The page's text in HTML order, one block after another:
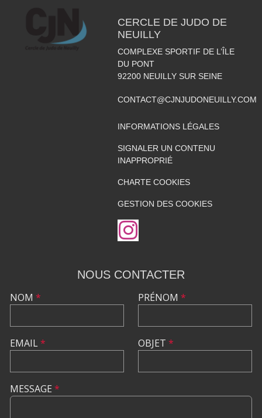
CERCLE DE JUDO DE
NEUILLY
COMPLEXE SPORTIF DE L’ÎLE
DU PONT
92200 NEUILLY SUR SEINE
CONTACT@CJNJUDONEUILLY.COM
INFORMATIONS LÉGALES
SIGNALER UN CONTENU
INAPPROPRIÉ
CHARTE COOKIES
GESTION DES COOKIES
NOUS CONTACTER
NOM *
EMAIL*
PRÉNOM *
OBJET *
MESSAGE *